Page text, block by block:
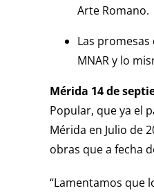
Arte Romano.
Las
MNAR y lo
Mérida 14 de
Popular, que ya el
Mérida en Julio de
obras que a fecha
“Lamentamos que